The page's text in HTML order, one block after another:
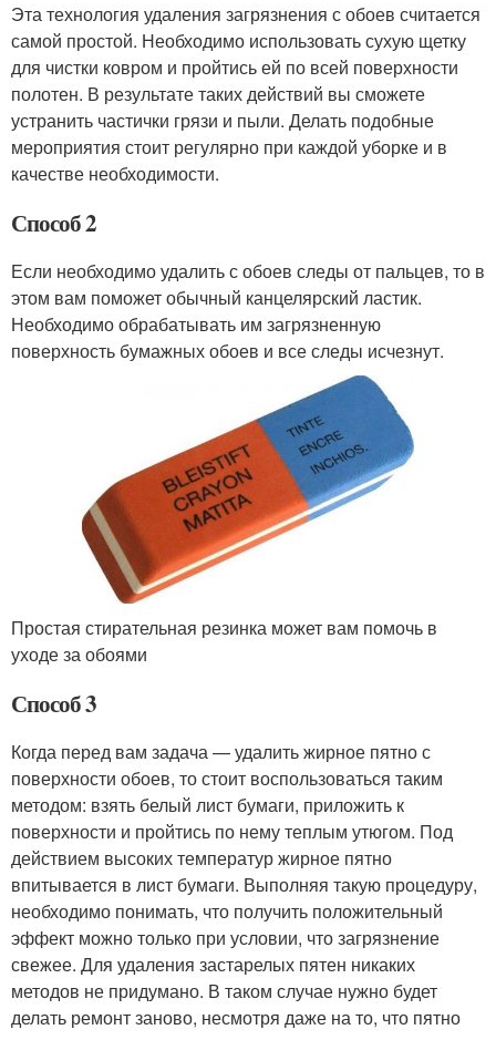
Эта технология удаления загрязнения с обоев считается
самой простой. Необходимо использовать сухую щетку
для чистки ковром и пройтись ей по всей поверхности
полотен. В результате таких действий вы сможете
устранить частички грязи и пыли. Делать подобные
мероприятия стоит регулярно при каждой уборке и в
качестве необходимости.
Способ 2
Если необходимо удалить с обоев следы от пальцев, то в
этом вам поможет обычный канцелярский ластик.
Необходимо обрабатывать им загрязненную
поверхность бумажных обоев и все следы исчезнут.
Простая стирательная резинка может вам помочь в
уходе за обоями
Способ 3
Когда перед вам задача — удалить жирное пятно с
поверхности обоев, то стоит воспользоваться таким
методом: взять белый лист бумаги, приложить к
поверхности и пройтись по нему теплым утюгом. Под
действием высоких температур жирное пятно
впитывается в лист бумаги. Выполняя такую процедуру,
необходимо понимать, что получить положительный
эффект можно только при условии, что загрязнение
свежее. Для удаления застарелых пятен никаких
методов не придумано. В таком случае нужно будет
делать ремонт заново, несмотря даже на то, что пятно